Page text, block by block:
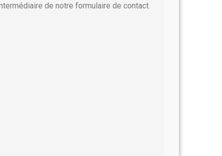
de notre formulaire de contact.